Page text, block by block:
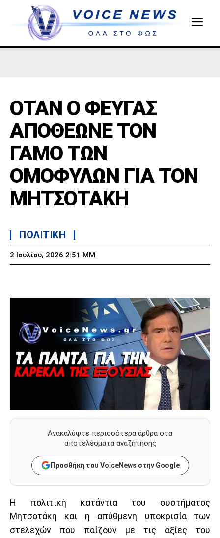
ΟΤΑΝ Ο ΦΕΥΓΑΣ
ΑΠΟΘΕΩΝΕ ΤΟΝ
ΓΑΜΟ ΤΩΝ
ΟΜΟΦΥΛΩΝ ΓΙΑ ΤΟΝ
ΜΗΤΣΟΤΑΚΗ
ΠΟΛΙΤΙΚΗ
2 Ιουλίου, 2026 2:51 ΜΜ
Ανακαλύψτε περισσότερα άρθρα στα
αποτελέσματα αναζήτησης
Προσθήκη του VoiceNews στην Google
Η πολιτική κατάντια του συστήματος
Μητσοτάκη και η απύθμενη υποκρισία των
στελεχών που παίζουν με τις αξίες του